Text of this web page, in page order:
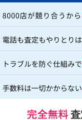
8000店が競り合うから
電話も査定もやりとりは
トラブルを防ぐ仕組みで
手数料は一切かからない